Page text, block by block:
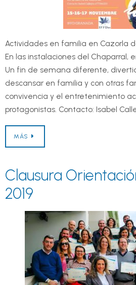
Actividades en familia en Cazorla
En las instalaciones del Chaparral,
Un fin de semana diferente,
descansar en familia y con otras
convivencia y el entretenimiento
protagonistas. Contacto: Isabel
MÁS
Clausura
2019